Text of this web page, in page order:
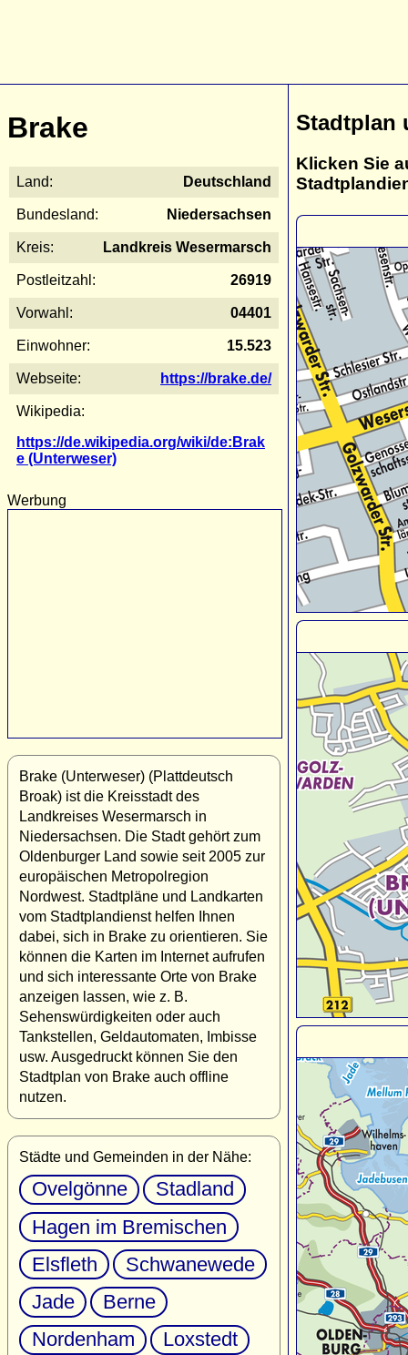
Brake
Land: Deutschland
Bundesland: Niedersachsen
Kreis: Landkreis Wesermarsch
Postleitzahl: 26919
Vorwahl: 04401
Einwohner: 15.523
Webseite: https://brake.de/
Wikipedia:
https://de.wikipedia.org/wiki/de:Brak
e (Unterweser)
Werbung
Brake (Unterweser) (Plattdeutsch
Broak) ist die Kreisstadt des
Landkreises Wesermarsch in
Niedersachsen. Die Stadt gehört zum
Oldenburger Land sowie seit 2005 zur
europäischen Metropolregion
Nordwest. Stadtpläne und Landkarten
vom Stadtplandienst helfen Ihnen
dabei, sich in Brake zu orientieren. Sie
können die Karten im Internet aufrufen
und sich interessante Orte von Brake
anzeigen lassen, wie z. B.
Sehenswürdigkeiten oder auch
Tankstellen, Geldautomaten, Imbisse
usw. Ausgedruckt können Sie den
Stadtplan von Brake auch offline
nutzen.
Städte und Gemeinden in der Nähe:
Ovelgönne
Stadland
Hagen im Bremischen
Elsfleth
Schwanewede
Jade
Berne
Nordenham
Loxstedt
Stadtplan
Klicken Sie